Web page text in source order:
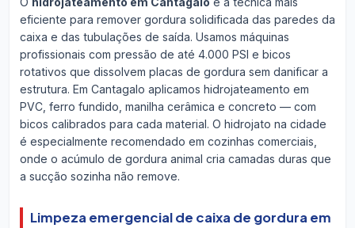
eficiente para remover gordura solidificada das paredes da
caixa e das tubulações de saída. Usamos máquinas
profissionais com pressão de até 4.000 PSI e bicos
rotativos que dissolvem placas de gordura sem danificar a
estrutura. Em Cantagalo aplicamos hidrojateamento em
PVC, ferro fundido, manilha cerâmica e concreto — com
bicos calibrados para cada material. O hidrojato na cidade
é especialmente recomendado em cozinhas comerciais,
onde o acúmulo de gordura animal cria camadas duras que
a sucção sozinha não remove.
Limpeza emergencial de caixa de gordura em